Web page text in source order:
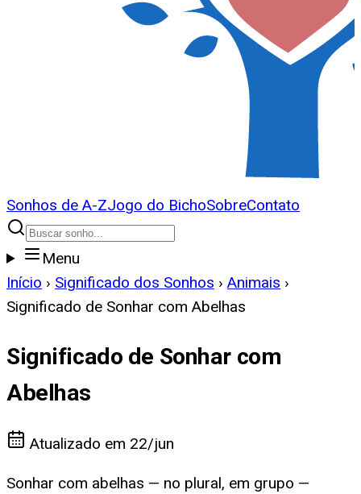
Sonhos de A-ZJogo do BichoSobreContato
Menu
Início › Significado dos Sonhos › Animais ›
Significado de Sonhar com Abelhas
Significado de Sonhar com
Abelhas
Atualizado em 22/jun
Sonhar com abelhas — no plural, em grupo —